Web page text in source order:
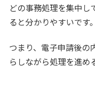
どの事務処理を集中
ると分かりやすいです。
つまり、電子申請後の
らしながら処理を進め